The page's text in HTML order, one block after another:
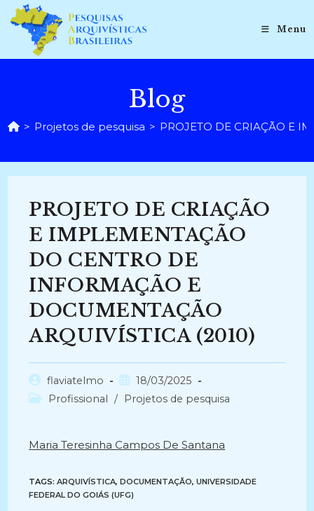
para
conteúdo
Menu
Blog
> Projetos de pesquisa > PROJETO DE CRIAÇÃO E
PROJETO DE CRIAÇÃO
E IMPLEMENTAÇÃO
DO CENTRO DE
INFORMAÇÃO E
DOCUMENTAÇÃO
ARQUIVÍSTICA (2010)
Autor
do
flaviatelmo
Post
publicado:
18/03/2025
Categoria
Profissional / Projetos de pesquisa
Maria Teresinha Campos De Santana
TAGS:ARQUIVÍSTICA, DOCUMENTAÇÃO, UNIVERSIDADE
FEDERAL DO GOIÁS (UFG)